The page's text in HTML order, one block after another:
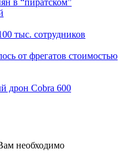
в “пиратском”
тыс. сотрудников
от фрегатов стоимостью
дрон Cobra 600
необходимо